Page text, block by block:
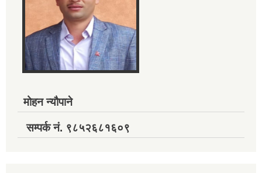
मोहन न्यौपाने
सम्पर्क नं. ९८५२६८१६०९